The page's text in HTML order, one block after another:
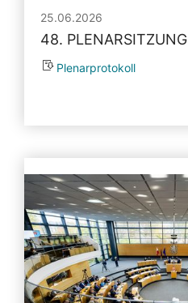
25.06.2026
48. PLENARSITZUNG
Plenarprotokoll